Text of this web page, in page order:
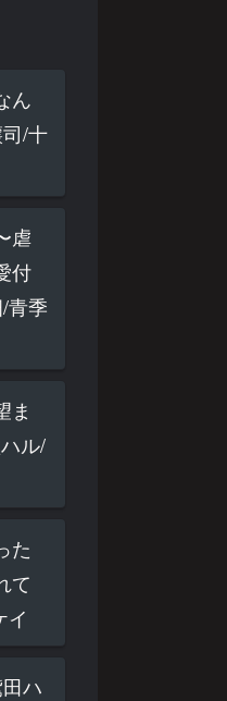
ん
/十
虐
付
青季
ま
ル/
た
て
イ
ハ